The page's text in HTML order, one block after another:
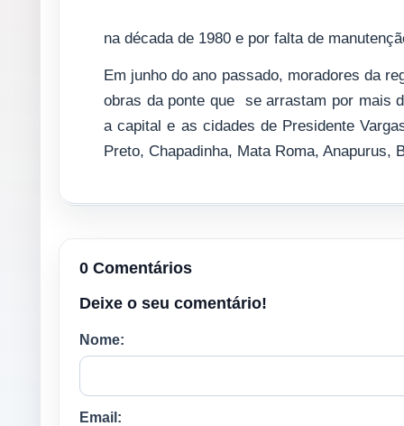
na década de 1980 e por falta de
Em junho do ano passado, moradores da
obras da ponte que se arrastam por mais
a capital e as cidades de Presidente
Preto, Chapadinha, Mata Roma,
0 Comentários
Deixe o seu comentário!
Nome:
Email: